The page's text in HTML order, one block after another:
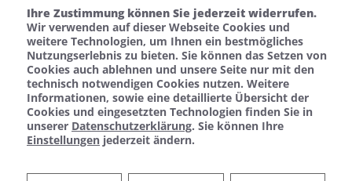
Ihre Zustimmung können Sie jederzeit widerrufen.
Wir verwenden auf dieser Webseite Cookies und
weitere Technologien, um Ihnen ein bestmögliches
Nutzungserlebnis zu bieten. Sie können das Setzen von
Cookies auch ablehnen und unsere Seite nur mit den
technisch notwendigen Cookies nutzen. Weitere
Informationen, sowie eine detaillierte Übersicht der
Cookies und eingesetzten Technologien finden Sie in
unserer Datenschutzerklärung. Sie können Ihre
Einstellungen jederzeit ändern.